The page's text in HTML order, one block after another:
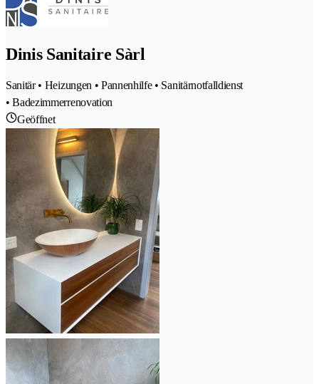
Dinis Sanitaire Sàrl
Sanitär • Heizungen • Pannenhilfe • Sanitärnotfalldienst
• Badezimmerrenovation
Geöffnet